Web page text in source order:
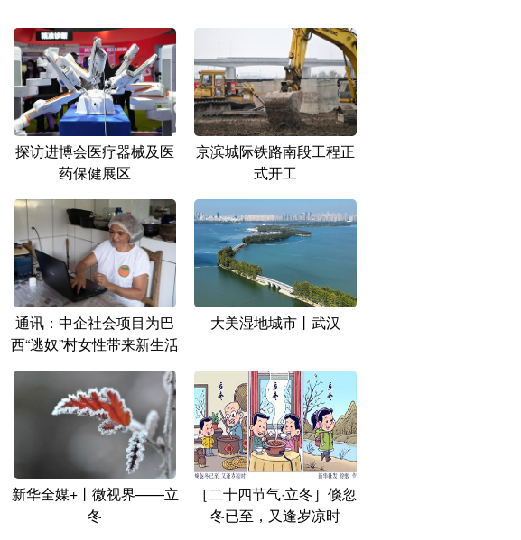
探访进博会医疗器械及医
药保健展区
京滨城际铁路南段工程正
式开工
通讯：中企社会项目为巴
西“逃奴”村女性带来新生活
大美湿地城市丨武汉
新华全媒+丨微视界——立
冬
［二十四节气·立冬］倏忽
冬已至，又逢岁凉时